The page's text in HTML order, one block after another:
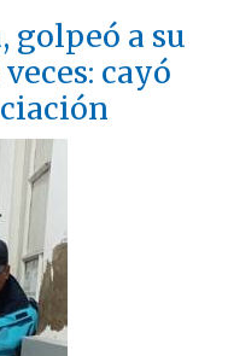
golpeó a su
cayó